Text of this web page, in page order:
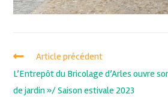
Article précédent
L’Entrepôt du Bricolage d’Arles ouvre
de jardin »/ Saison estivale 2023